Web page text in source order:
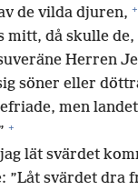
de vilda djuren, +
mitt, då skulle de,
Herren
söner eller
men
+
lät svärdet
”Låt svärdet dra